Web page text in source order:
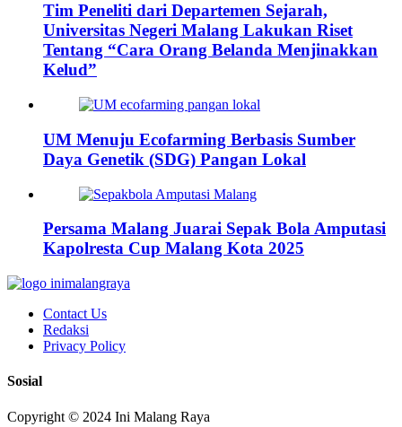
Tim Peneliti dari Departemen Sejarah,
Universitas Negeri Malang Lakukan Riset
Tentang “Cara Orang Belanda Menjinakkan
Kelud”
UM Menuju Ecofarming Berbasis Sumber
Daya Genetik (SDG) Pangan Lokal
Persama Malang Juarai Sepak Bola Amputasi
Kapolresta Cup Malang Kota 2025
Contact Us
Redaksi
Privacy Policy
Sosial
Copyright © 2024 Ini Malang Raya